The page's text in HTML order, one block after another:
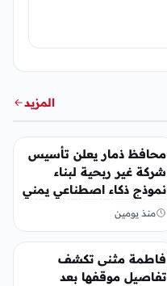
المزيد
منوعات
محافظ ذمار يعلن تأسيس
شركة غير ربحية لبناء
نموذج ذكاء اصطناعي يمني
منذ يومين
منوعات
فاطمة مثنى تكشف
تفاصيل موقفها بعد